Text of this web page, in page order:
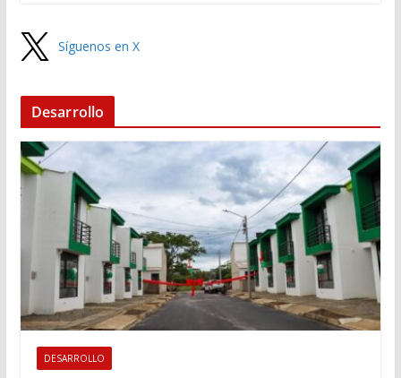
Síguenos en X
Desarrollo
DESARROLLO